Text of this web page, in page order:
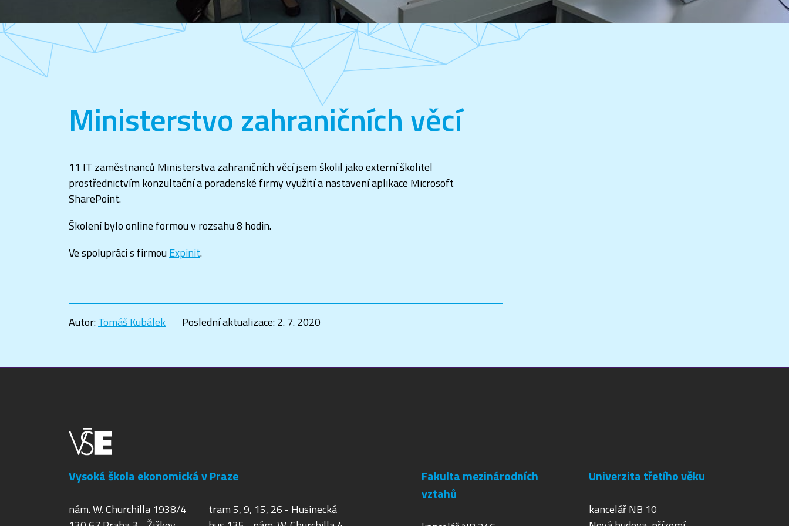
Ministerstvo zahraničních věcí
11 IT zaměstnanců Ministerstva zahraničních věcí jsem školil jako externí školitel
prostřednictvím konzultační a poradenské firmy využití a nastavení aplikace Microsoft
SharePoint.
Školení bylo online formou v rozsahu 8 hodin.
Ve spolupráci s firmouExpinit.
Autor:Tomáš Kubálek Poslední aktualizace:2. 7. 2020
Vysoká škola ekonomická v Praze
nám. W. Churchilla 1938/4
tram 5, 9, 15, 26 - Husinecká
Fakulta mezinárodních
vztahů
Univerzita třetího věku
kancelář NB 10